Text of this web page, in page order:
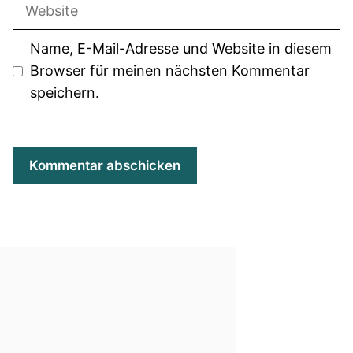
Name, E-Mail-Adresse und Website in diesem
Browser für meinen nächsten Kommentar
speichern.